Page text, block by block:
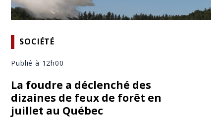
SOCIÉTÉ
Publié à 12h00
La foudre a déclenché des
dizaines de feux de forêt en
juillet au Québec